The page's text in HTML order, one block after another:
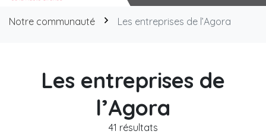
Notre communauté Les entreprises de l’Agora
Les entreprises de
l’Agora
41 résultats